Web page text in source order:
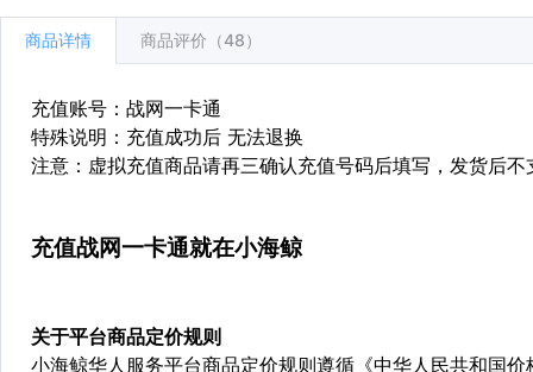
商品详情 商品评价（48）
充值账号：战网一卡通
特殊说明：充值成功后 无法退换
注意：虚拟充值商品请再三确认充值号码后填写，发货后
充值战网一卡通就在小海鲸
关于平台商品定价规则
小海鲸华人服务平台商品定价规则遵循《中华人民共和国